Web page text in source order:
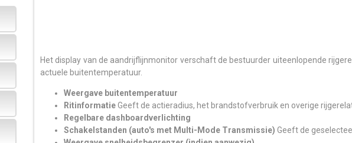
Het display van de aandrijflijnmonitor verschaft de bestuurder uiteenlopende
actuele buitentemperatuur.
Weergave buitentemperatuur
RitinformatieGeeft de actieradius, het brandstofverbruik en overige
Regelbare dashboardverlichting
Schakelstanden (auto's met Multi-Mode Transmissie) Geeft de